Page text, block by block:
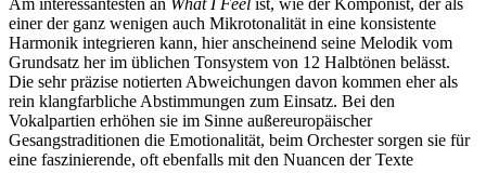
einer der ganz wenigen auch Mikrotonalität in eine konsistente
Harmonik integrieren kann, hier anscheinend seine Melodik vom
Grundsatz her im üblichen Tonsystem von 12 Halbtönen belässt.
Die sehr präzise notierten Abweichungen davon kommen eher als
rein klangfarbliche Abstimmungen zum Einsatz. Bei den
Vokalpartien erhöhen sie im Sinne außereuropäischer
Gesangstraditionen die Emotionalität, beim Orchester sorgen sie für
eine faszinierende, oft ebenfalls mit den Nuancen der Texte